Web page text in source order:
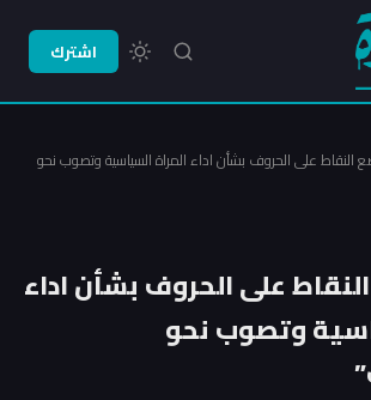
اشترك
النقاط على الحروف بشأن اداء المراة السياسية وتصوب نحو
على الحروف بشأن اداء
وتصوب نحو